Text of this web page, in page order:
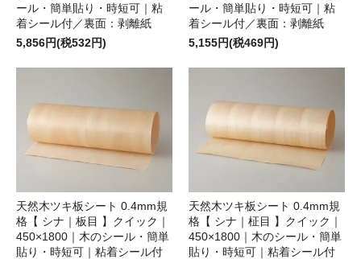
ール・簡単貼り・時短可｜粘
着シール付／裏面：剥離紙
5,856円(税532円)
ール・簡単貼り・時短可｜粘
着シール付／裏面：剥離紙
5,155円(税469円)
天然木ツキ板シート 0.4mm規
格【 シナ｜板目 】クイック｜
450×1800｜木のシール・簡単
貼り・時短可｜粘着シール付
天然木ツキ板シート 0.4mm規
格【 シナ｜柾目 】クイック｜
450×1800｜木のシール・簡単
貼り・時短可｜粘着シール付